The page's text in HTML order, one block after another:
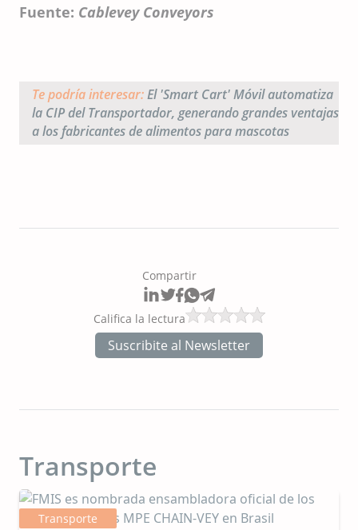
Fuente: Cablevey Conveyors
Te podría interesar:El 'Smart Cart' Móvil automatiza
la CIP del Transportador, generando grandes ventajas
a los fabricantes de alimentos para mascotas
Compartir
Califica la lectura
Suscribite al Newsletter
Transporte
Transporte